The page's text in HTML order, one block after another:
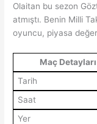
Olaitan bu sezon
atmıştı. Benin Milli
oyuncu, piyasa
Maç Detayları
Tarih
Saat
Yer